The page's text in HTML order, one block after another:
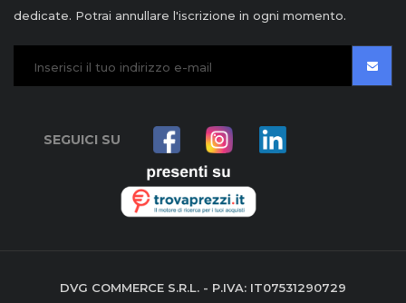
dedicate. Potrai annullare l'iscrizione in ogni momento.
SEGUICI SU
DVG COMMERCE S.R.L. - P.IVA: IT07531290729